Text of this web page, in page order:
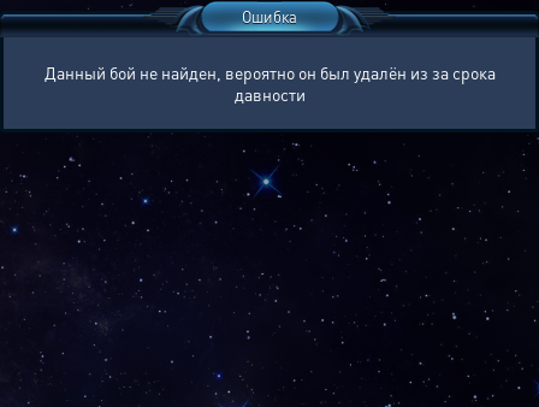
Ошибка
Данный бой не найден, вероятно он был удалён из за срока
давности